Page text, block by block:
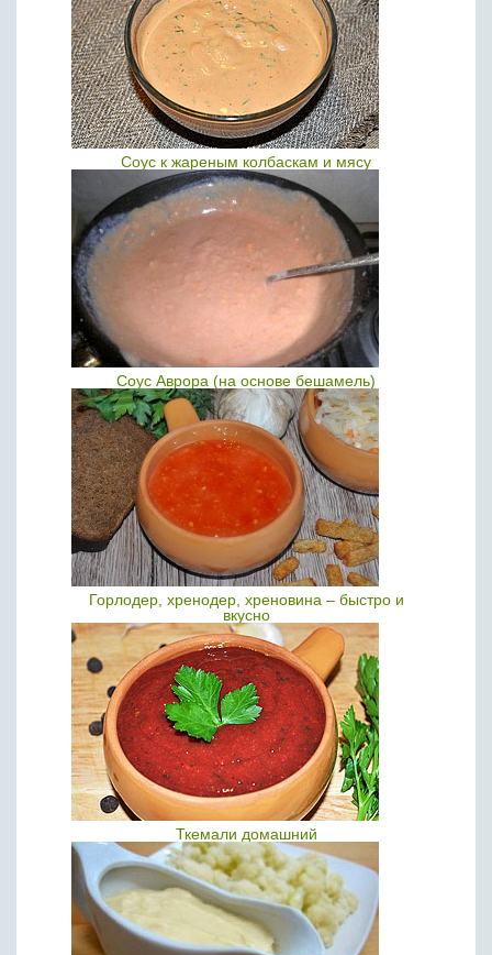
Соус к жареным колбаскам и мясу
Соус Аврора (на основе бешамель)
Горлодер, хренодер, хреновина – быстро и
вкусно
Ткемали домашний